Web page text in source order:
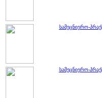
სამეცნიერო-
სამეცნიერო-